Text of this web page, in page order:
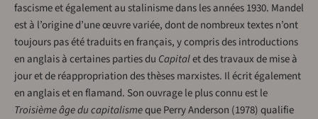
fascisme et également au stalinisme dans les années 1930. Mandel
est à l’origine d’une œuvre variée, dont de nombreux textes n’ont
toujours pas été traduits en français, y compris des introductions
en anglais à certaines parties du Capitalet des travaux de mise à
jour et de réappropriation des thèses marxistes. Il écrit également
en anglais et en flamand. Son ouvrage le plus connu est le
Troisième âge du capitalismeque Perry Anderson (1978) qualifie